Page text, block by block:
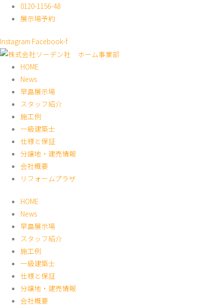
ス
キ
0120-1156-48
展示場予約
Instagram Facebook-f
HOME
News
早島展示場
スタッフ紹介
施工例
一級建築士
仕様と保証
分譲地・建売情報
会社概要
リフォームプラザ
HOME
News
早島展示場
スタッフ紹介
施工例
一級建築士
仕様と保証
分譲地・建売情報
会社概要